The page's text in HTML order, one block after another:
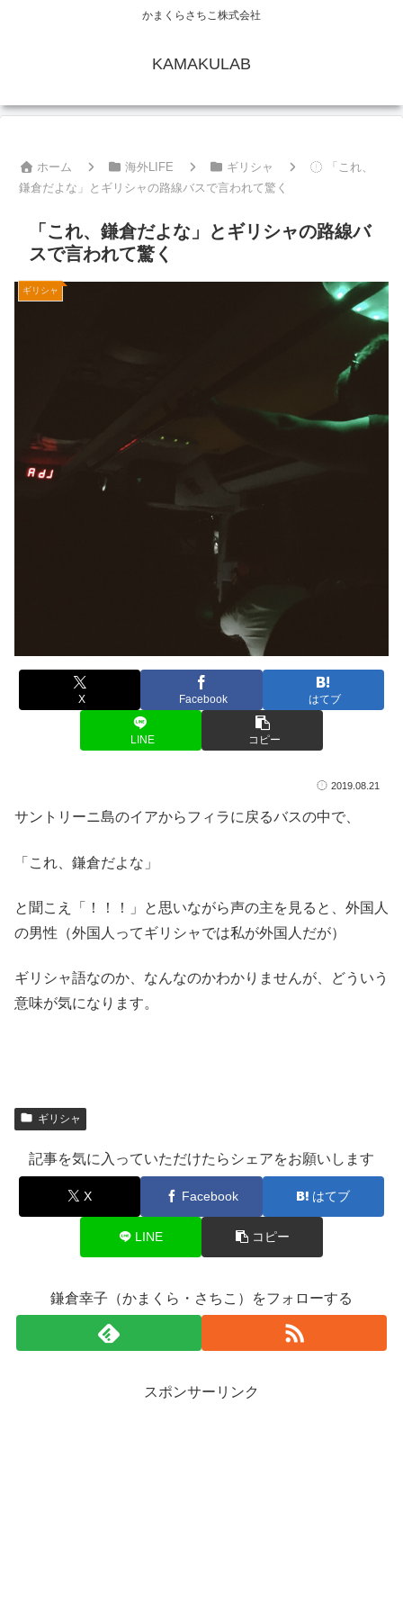
かまくらさちこ株式会社
KAMAKULAB
ホーム 海外LIFE ギリシャ
「これ、
鎌倉だよな」とギリシャの路線バスで言われて驚く
「これ、鎌倉だよな」とギリシャの路線バ
スで言われて驚く
ギリシャ
X Facebook はてブ
LINE コピー
2019.08.21
サントリーニ島のイアからフィラに戻るバスの中で、
「これ、鎌倉だよな」
と聞こえ「！！！」と思いながら声の主を見ると、外国人
の男性（外国人ってギリシャでは私が外国人だが）
ギリシャ語なのか、なんなのかわかりませんが、どういう
意味が気になります。
ギリシャ
記事を気に入っていただけたらシェアをお願いします
X Facebook はてブ
LINE コピー
鎌倉幸子（かまくら・さちこ）をフォローする
スポンサーリンク